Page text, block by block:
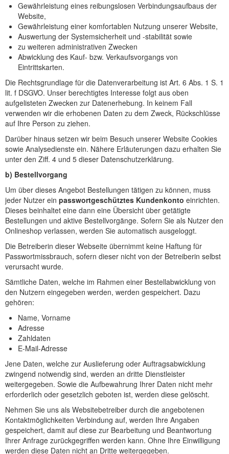
Gewährleistung eines reibungslosen Verbindungsaufbaus der
Website,
Gewährleistung einer komfortablen Nutzung unserer Website,
Auswertung der Systemsicherheit und -stabilität sowie
zu weiteren administrativen Zwecken
Abwicklung des Kauf- bzw. Verkaufsvorgangs von
Eintrittskarten.
Die Rechtsgrundlage für die Datenverarbeitung ist Art. 6 Abs. 1 S. 1
lit. f DSGVO. Unser berechtigtes Interesse folgt aus oben
aufgelisteten Zwecken zur Datenerhebung. In keinem Fall
verwenden wir die erhobenen Daten zu dem Zweck, Rückschlüsse
auf Ihre Person zu ziehen.
Darüber hinaus setzen wir beim Besuch unserer Website Cookies
sowie Analysedienste ein. Nähere Erläuterungen dazu erhalten Sie
unter den Ziff. 4 und 5 dieser Datenschutzerklärung.
b) Bestellvorgang
Um über dieses Angebot Bestellungen tätigen zu können, muss
jeder Nutzer ein passwortgeschütztes Kundenkonto einrichten.
Dieses beinhaltet eine dann eine Übersicht über getätigte
Bestellungen und aktive Bestellvorgänge. Sofern Sie als Nutzer den
Onlineshop verlassen, werden Sie automatisch ausgeloggt.
Die Betreiberin dieser Webseite übernimmt keine Haftung für
Passwortmissbrauch, sofern dieser nicht von der Betreiberin selbst
verursacht wurde.
Sämtliche Daten, welche im Rahmen einer Bestellabwicklung von
den Nutzern eingegeben werden, werden gespeichert. Dazu
gehören:
Name, Vorname
Adresse
Zahldaten
E-Mail-Adresse
Jene Daten, welche zur Auslieferung oder Auftragsabwicklung
zwingend notwendig sind, werden an dritte Dienstleister
weitergegeben. Sowie die Aufbewahrung Ihrer Daten nicht mehr
erforderlich oder gesetzlich geboten ist, werden diese gelöscht.
Nehmen Sie uns als Websitebetreiber durch die angebotenen
Kontaktmöglichkeiten Verbindung auf, werden Ihre Angaben
gespeichert, damit auf diese zur Bearbeitung und Beantwortung
Ihrer Anfrage zurückgegriffen werden kann. Ohne Ihre Einwilligung
werden diese Daten nicht an Dritte weitergegeben.